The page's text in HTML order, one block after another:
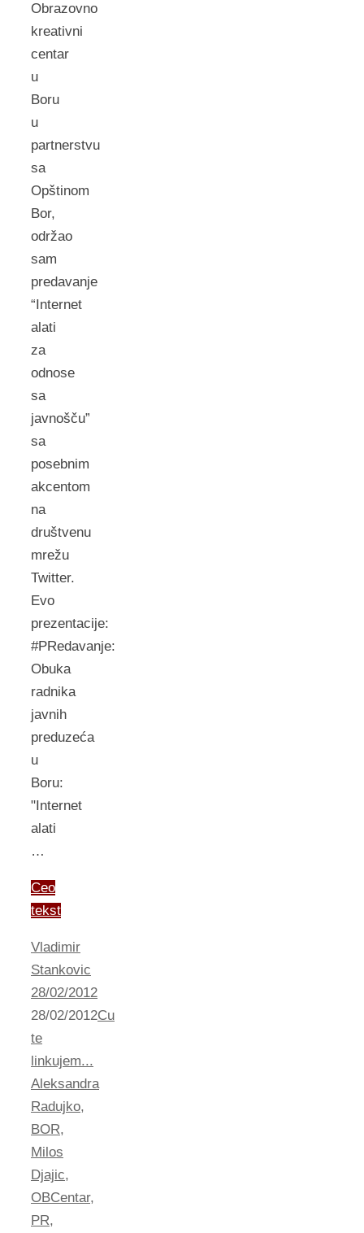
Obrazovno
kreativni
centar
u
Boru
u
partnerstvu
sa
Opštinom
Bor,
održao
sam
predavanje
“Internet
alati
za
odnose
sa
javnošču”
sa
posebnim
akcentom
na
društvenu
mrežu
Twitter.
Evo
prezentacije:
#PRedavanje:
Obuka
radnika
javnih
preduzeća
u
Boru:
"Internet
alati
…
Ceo
tekst
Vladimir
Stankovic
28/02/2012
28/02/2012Cu
te
linkujem...
Aleksandra
Radujko,
BOR,
Milos
Djajic,
OBCentar,
PR,